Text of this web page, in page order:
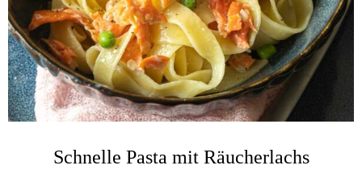
Schnelle Pasta mit Räucherlachs